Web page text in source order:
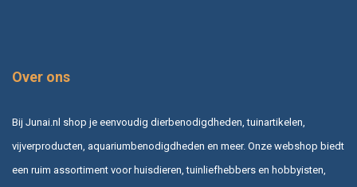
Over ons
Bij Junai.nl shop je eenvoudig dierbenodigdheden, tuinartikelen,
vijverproducten, aquariumbenodigdheden en meer. Onze webshop biedt
een ruim assortiment voor huisdieren, tuinliefhebbers en hobbyisten,